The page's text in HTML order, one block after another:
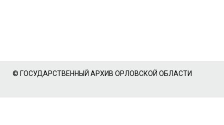
© ГОСУДАРСТВЕННЫЙ АРХИВ ОРЛОВСКОЙ ОБЛАСТИ